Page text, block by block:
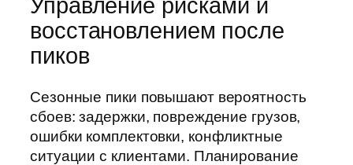
Управление рисками и
восстановлением после
пиков
Сезонные пики повышают вероятность
сбоев: задержки, повреждение грузов,
ошибки комплектовки, конфликтные
ситуации с клиентами. Планирование